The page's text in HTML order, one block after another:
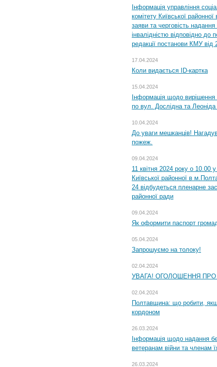
Інформація управління
комітету Київської
заяви та черговість надання
інвалідністю відповідно
редакції постанови КМУ
17.04.2024
Коли видається ID-картка
15.04.2024
Інформація щодо
по вул. Дослідна та Леоніда
10.04.2024
До уваги мешканців!
пожеж.
09.04.2024
11 квітня 2024 року о 10.00
Київської районної в
24 відбудеться пленарне
районної ради
09.04.2024
Як оформити паспорт
05.04.2024
Запрошуємо на толоку!
02.04.2024
УВАГА! ОГОЛОШЕННЯ
02.04.2024
Полтавщина: що робити,
кордоном
26.03.2024
Інформація щодо надання
ветеранам війни та членам
26.03.2024